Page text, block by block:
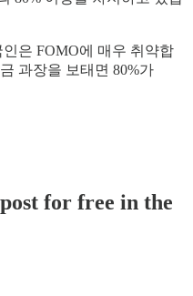
은 FOMO에 매우 취약합
과장을 보태면 80%가
for free in the